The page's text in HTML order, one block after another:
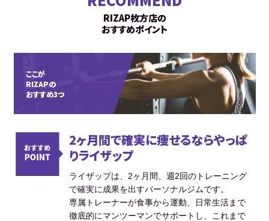
RIZAP枚方店の
おすすめポイント
ここが
RIZAPの
おすすめ3つ
2ヶ月間で確実に痩せるならやっぱ
りライザップ
ライザップは、2ヶ月間、週2回のトレーニング
で確実に成果を出すパーソナルジムです。
専属トレーナーが食事から運動、日常生活まで
徹底的にマンツーマンでサポートし、これまで